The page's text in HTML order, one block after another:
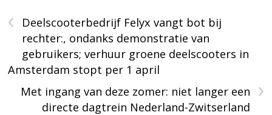
‹
Deelscooterbedrijf Felyx vangt bot bij
rechter:, ondanks demonstratie van
gebruikers; verhuur groene deelscooters in
Amsterdam stopt per 1 april
›
Met ingang van deze zomer: niet langer een
directe dagtrein Nederland-Zwitserland